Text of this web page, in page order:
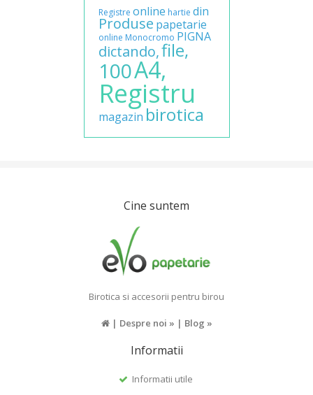
Registre online hartie din
Produse papetarie
online Monocromo PIGNA
dictando,file,
100A4,
Registru
magazin birotica
Cine suntem
Birotica si accesorii pentru birou
| Despre noi » | Blog »
Informatii
Informatii utile